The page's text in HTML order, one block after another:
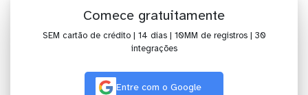
Comece gratuitamente
SEM cartão de crédito | 14 dias | 10MM de registros | 30
integrações
Entre com o Google